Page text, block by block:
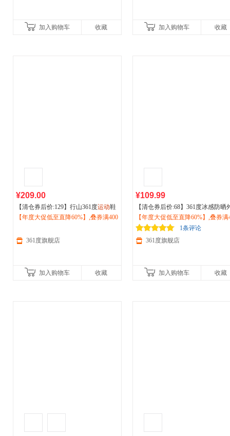
加入购物车 收藏 加入购物车 收藏
¥209.00
【清仓券后价:129】行山361度运动鞋
男鞋户外登山徒步鞋防滑耐磨休闲鞋
【年度大促低至直降60%】,叠券满400
361度旗舰店
加入购物车 收藏
¥109.99
【清仓券后价:68】361度冰感防晒
套2026夏季女透气防晒衫户外运动
阳外套662624608V
【年度大促低至直降60%】,叠券满
减150/600减230,立即抢购！
1条评论
361度旗舰店
加入购物车 收藏